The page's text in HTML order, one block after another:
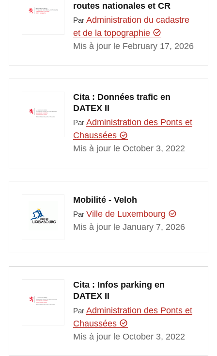
routes nationales et CR
Par Administration du cadastre
et de la topographie
Mis à jour le February 17, 2026
Cita : Données trafic en
DATEX II
Par Administration des Ponts et
Chaussées
Mis à jour le October 3, 2022
Mobilité - Veloh
Par Ville de Luxembourg
Mis à jour le January 7, 2026
Cita : Infos parking en
DATEX II
Par Administration des Ponts et
Chaussées
Mis à jour le October 3, 2022